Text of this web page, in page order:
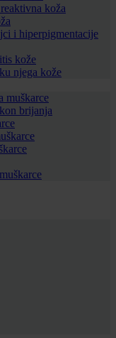
koža
i hiperpigmentacije
kože
njega kože
muškarce
brijanja